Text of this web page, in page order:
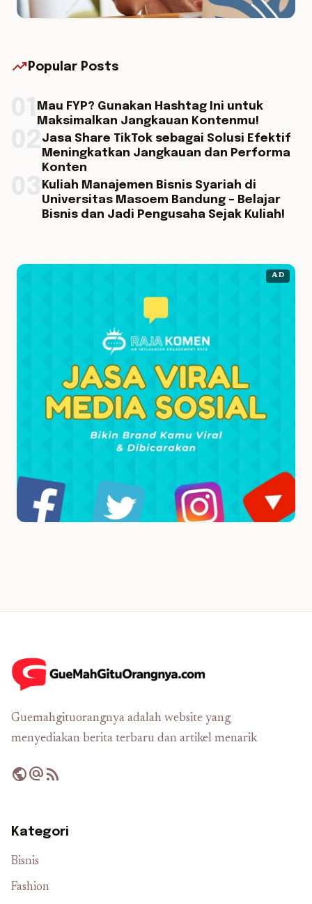
trending_up Popular Posts
Mau FYP? Gunakan Hashtag Ini untuk
Maksimalkan Jangkauan Kontenmu!
Jasa Share TikTok sebagai Solusi Efektif
Meningkatkan Jangkauan dan Performa
Konten
Kuliah Manajemen Bisnis Syariah di
Universitas Masoem Bandung – Belajar
Bisnis dan Jadi Pengusaha Sejak Kuliah!
AD
Guemahgituorangnya adalah website yang
menyediakan berita terbaru dan artikel menarik
publicalternate_emailrss_feed
Kategori
Bisnis
Fashion